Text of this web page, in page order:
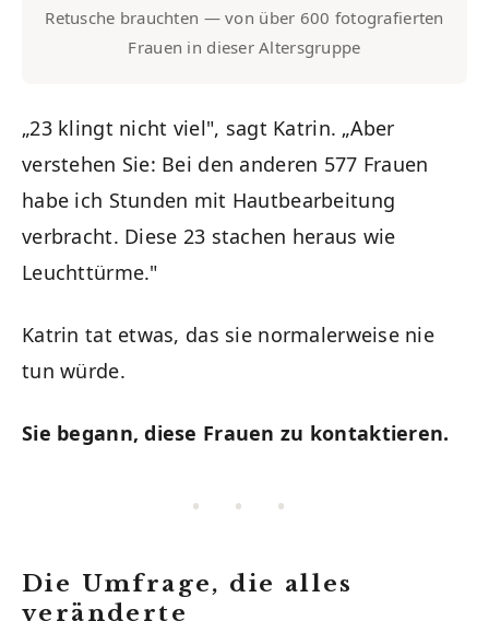
Retusche brauchten — von über 600 fotografierten
Frauen in dieser Altersgruppe
„23 klingt nicht viel", sagt Katrin. „Aber
verstehen Sie: Bei den anderen 577 Frauen
habe ich Stunden mit Hautbearbeitung
verbracht. Diese 23 stachen heraus wie
Leuchttürme."
Katrin tat etwas, das sie normalerweise nie
tun würde.
Sie begann, diese Frauen zu kontaktieren.
• • •
Die Umfrage, die alles
veränderte